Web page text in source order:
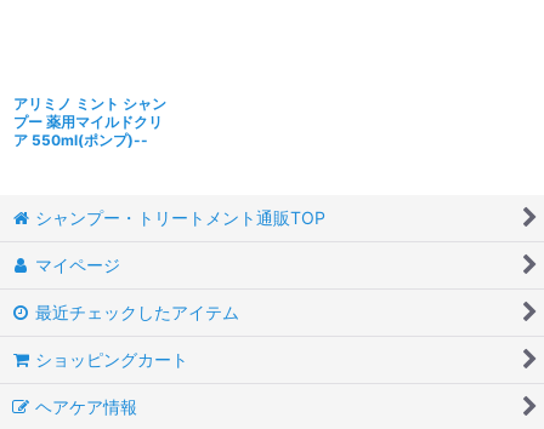
アリミノ ミント シャン
プー 薬用マイルドクリ
ア 550ml(ポンプ)--
シャンプー・トリートメント通販TOP
マイページ
最近チェックしたアイテム
ショッピングカート
ヘアケア情報